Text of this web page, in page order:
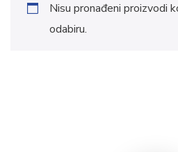
Nisu pronađeni proizvodi
odabiru.